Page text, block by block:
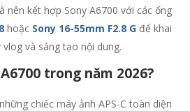
nên kết hợp Sony A6700 với các ống
hoặc Sony 16-55mm F2.8 G để khai
và sáng tạo nội dung.
trong năm 2026?
chiếc máy ảnh APS-C toàn diện